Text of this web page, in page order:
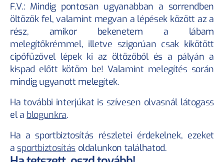
F.V.: Mindig pontosan ugyanabban a sorrendben
öltözök fel, valamint megvan a lépések között az a
rész, amikor bekenetem a lábam
melegítőkrémmel, illetve szigorúan csak kikötött
cipőfűzővel lépek ki az öltözőből és a pályán a
kispad előtt kötöm be! Valamint melegítés során
mindig ugyanott melegítek.
Ha további interjúkat is szívesen olvasnál látogass
el a blogunkra.
Ha a sportbiztosítás részletei érdekelnek, ezeket
a sportbiztosítás oldalunkon találhatod.